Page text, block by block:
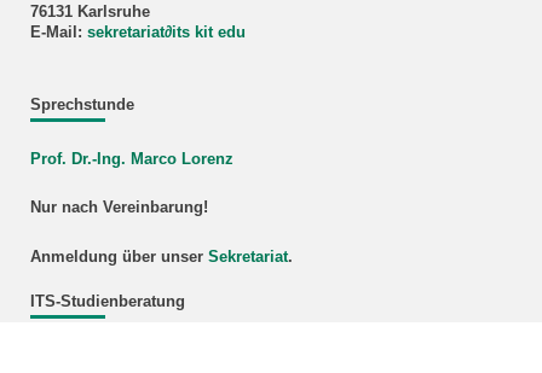
76131 Karlsruhe
E-Mail: sekretariat∂its kit edu
Sprechstunde
Prof. Dr.-Ing. Marco Lorenz
Nur nach Vereinbarung!
Anmeldung über unser Sekretariat.
ITS-Studienberatung